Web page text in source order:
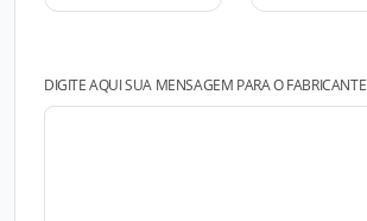
DIGITE AQUI SUA MENSAGEM PARA O FABRICANTE